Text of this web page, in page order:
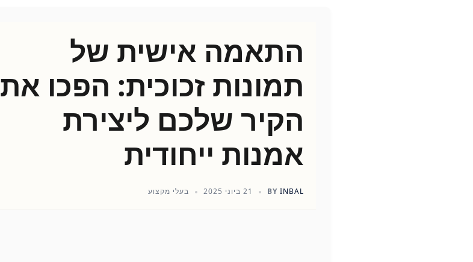
התאמה אישית של
תמונות זכוכית: הפכו את
הקיר שלכם ליצירת
אמנות ייחודית
BY INBAL 21 ביוני 2025 בעלי מקצוע